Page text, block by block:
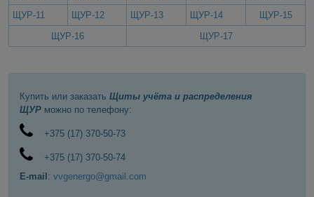
ЩУР-11
ЩУР-12 ЩУР-13 ЩУР-14
ЩУР-15
ЩУР-16
ЩУР-17
Купить или заказать Щиты учёта и распределения
ЩУР можно по телефону:
+375 (17) 370-50-73
+375 (17) 370-50-74
E-mail: vvgenergo@gmail.com